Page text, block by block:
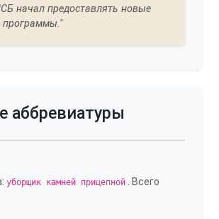
начал предоставлять новые
программы."
аббревиатуры
уборщик камней прицепной . Всего